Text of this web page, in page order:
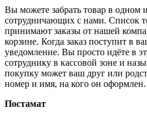
Вы можете забрать товар в одном
сотрудничающих с нами. Список
принимают заказы от нашей
корзине. Когда заказ поступит в
уведомление. Вы просто идёте в
сотруднику в кассовой зоне и
покупку может ваш друг или
номер и имя, на кого он оформлен.
Постамат